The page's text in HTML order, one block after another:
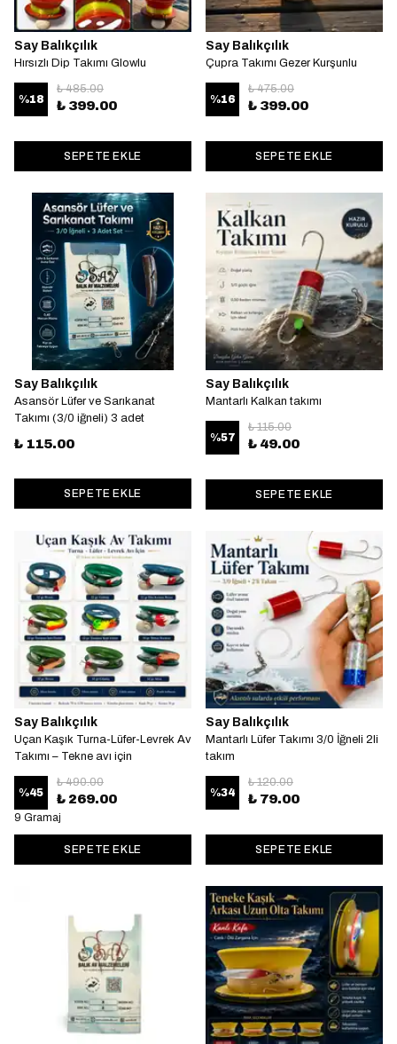
Say Balıkçılık
Hırsızlı Dip Takımı Glowlu
%18
₺ 485.00
₺ 399.00
SEPETE EKLE
Say Balıkçılık
Çupra Takımı Gezer Kurşunlu
%16
₺ 475.00
₺ 399.00
SEPETE EKLE
Say Balıkçılık
Asansör Lüfer ve Sarıkanat
Takımı (3/0 iğneli) 3 adet
₺ 115.00
SEPETE EKLE
Say Balıkçılık
Mantarlı Kalkan takımı
%57
₺ 115.00
₺ 49.00
SEPETE EKLE
Say Balıkçılık
Uçan Kaşık Turna-Lüfer-Levrek Av
Takımı – Tekne avı için
%45
₺ 490.00
₺ 269.00
9 Gramaj
SEPETE EKLE
Say Balıkçılık
Mantarlı Lüfer Takımı 3/0 İğneli 2li
takım
%34
₺ 120.00
₺ 79.00
SEPETE EKLE